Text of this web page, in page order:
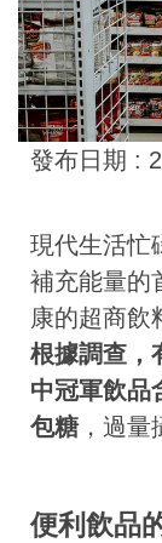
發布日期 :
現代生活忙
補充能量的
康的超商飲
根據調查，
中冠軍飲品
包糖，過量
便利飲品